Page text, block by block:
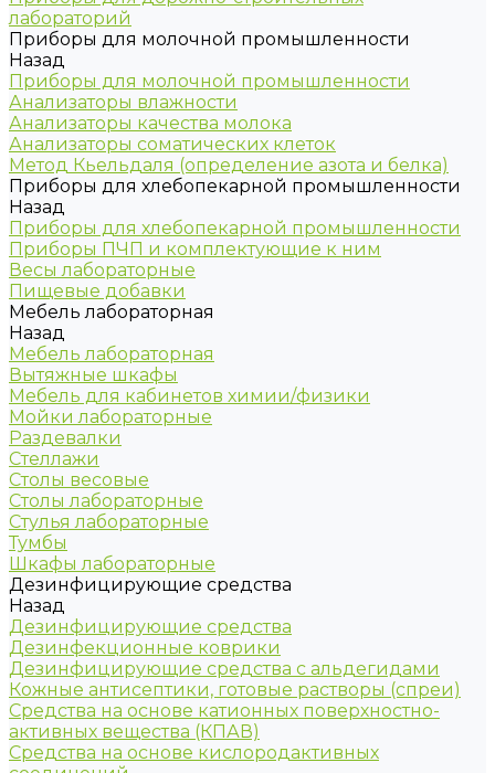
лабораторий
Приборы для молочной промышленности
Назад
Приборы для молочной промышленности
Анализаторы влажности
Анализаторы качества молока
Анализаторы соматических клеток
Метод Кьельдаля (определение азота и белка)
Приборы для хлебопекарной промышленности
Назад
Приборы для хлебопекарной промышленности
Приборы ПЧП и комплектующие к ним
Весы лабораторные
Пищевые добавки
Мебель лабораторная
Назад
Мебель лабораторная
Вытяжные шкафы
Мебель для кабинетов химии/физики
Мойки лабораторные
Раздевалки
Стеллажи
Столы весовые
Столы лабораторные
Стулья лабораторные
Тумбы
Шкафы лабораторные
Дезинфицирующие средства
Назад
Дезинфицирующие средства
Дезинфекционные коврики
Дезинфицирующие средства с альдегидами
Кожные антисептики, готовые растворы (спреи)
Средства на основе катионных поверхностно-
активных вещества (КПАВ)
Средства на основе кислородактивных